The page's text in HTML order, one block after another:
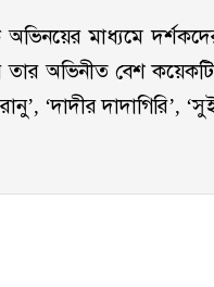
মাধ্যমে
তার অভিনীত বেশ
‘দাদীর দাদাগিরি’,